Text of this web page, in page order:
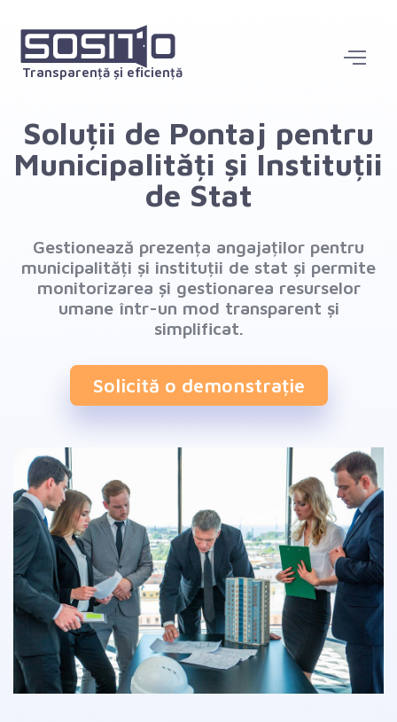
Transparență și eficiență
Soluții de Pontaj pentru
Municipalități și Instituții
de Stat
Gestionează prezența angajaților pentru
municipalități și instituții de stat și permite
monitorizarea și gestionarea resurselor
umane într-un mod transparent și
simplificat.
Solicită o demonstrație